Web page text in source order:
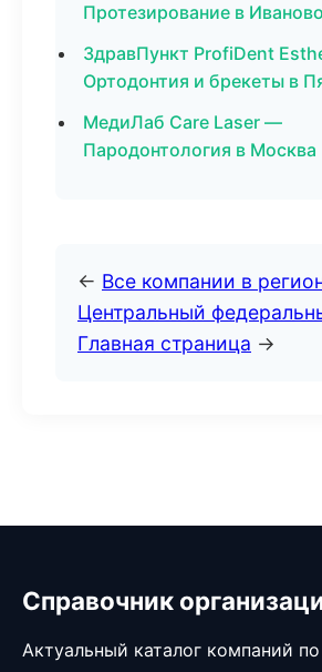
Протезирование в Иваново
ЗдравПункт ProfiDent
Ортодонтия и брекеты в
МедиЛаб Care Laser —
Пародонтология в Москва
← Все компании в
Центральный
Главная страница →
Справочник
Актуальный каталог компаний